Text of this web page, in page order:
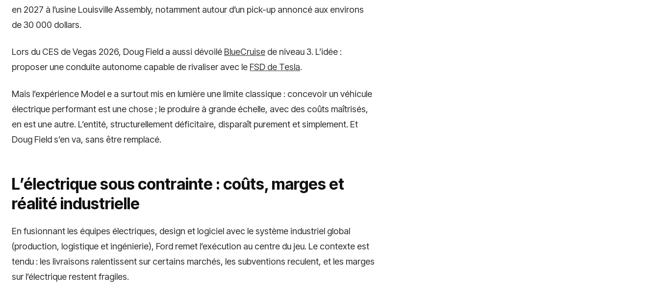
en 2027 à l’usine Louisville Assembly, notamment autour d’un pick-up annoncé aux environs
de 30 000 dollars.
Lors du CES de Vegas 2026, Doug Field a aussi dévoilé BlueCruise de niveau 3. L’idée :
proposer une conduite autonome capable de rivaliser avec le FSD de Tesla.
Mais l’expérience Model e a surtout mis en lumière une limite classique : concevoir un véhicule
électrique performant est une chose ; le produire à grande échelle, avec des coûts maîtrisés,
en est une autre. L’entité, structurellement déficitaire, disparaît purement et simplement. Et
Doug Field s’en va, sans être remplacé.
L’électrique sous contrainte : coûts, marges et
réalité industrielle
En fusionnant les équipes électriques, design et logiciel avec le système industriel global
(production, logistique et ingénierie), Ford remet l’exécution au centre du jeu. Le contexte est
tendu : les livraisons ralentissent sur certains marchés, les subventions reculent, et les marges
sur l’électrique restent fragiles.